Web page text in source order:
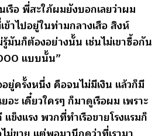
รือ พี่สะใภ้ผมยังบอกเลยว่าผม
าไปอยู่ในท่ามกลางเสือ สิงห์
รู้มันก็ต้องอย่างนั้น เช่นไม่เขาซื้อกัน
แบบนั้น”
ยู่ครั้งหนึ่ง คือจนไม่มีเงิน แล้วก็มี
อะ เดี๋ยวใครๆ ก็มาดูเรือผม เพราะ
ข็งแรง พวกที่ทำเรือขายโรงแรมก็